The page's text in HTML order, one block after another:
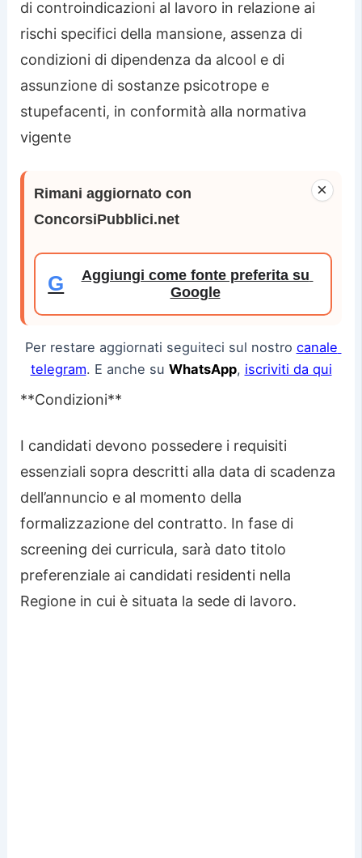
di controindicazioni al lavoro in relazione ai
rischi specifici della mansione, assenza di
condizioni di dipendenza da alcool e di
assunzione di sostanze psicotrope e
stupefacenti, in conformità alla normativa
vigente
×
Rimani aggiornato con
ConcorsiPubblici.net
G
Aggiungi come fonte preferita su
Google
Per restare aggiornati seguiteci sul nostro canale
telegram. E anche su WhatsApp, iscriviti da qui
**Condizioni**
I candidati devono possedere i requisiti
essenziali sopra descritti alla data di scadenza
dell’annuncio e al momento della
formalizzazione del contratto. In fase di
screening dei curricula, sarà dato titolo
preferenziale ai candidati residenti nella
Regione in cui è situata la sede di lavoro.